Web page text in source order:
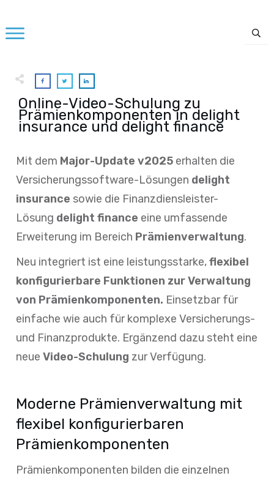
Online-Video-Schulung zu
Prämienkomponenten in delight
insurance und delight finance
Mit dem Major-Update v2025 erhalten die
Versicherungssoftware-Lösungen delight
insurance sowie die Finanzdiensleister-
Lösung delight finance eine umfassende
Erweiterung im Bereich Prämienverwaltung.
Neu integriert ist eine leistungsstarke,flexibel
konfigurierbare Funktionen zur Verwaltung
von Prämienkomponenten. Einsetzbar für
einfache wie auch für komplexe Versicherungs-
und Finanzprodukte. Ergänzend dazu steht eine
neue Video-Schulung zur Verfügung.
Moderne Prämienverwaltung mit
flexibel konfigurierbaren
Prämienkomponenten
Prämienkomponenten bilden die einzelnen